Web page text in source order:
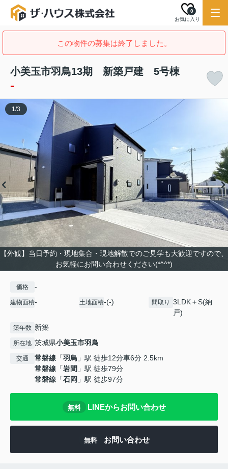
お気に入り
0
この物件の募集は終了しました。
小美玉市羽鳥13期 新築戸建 5号棟
-
【外観】当日予約・現地集合・現地解散でのご見学も大歓迎ですので、
お気軽にお問い合わせください(*^^*)
1/3
価格 -
建物面積- 土地面積-(-) 間取り
3LDK＋S(納
戸)
築年数 新築
所在地 茨城県小美玉市羽鳥
交通 常磐線 「羽鳥 」駅 徒歩12分車6分 2.5km
常磐線 「岩間 」駅 徒歩79分
常磐線 「石岡 」駅 徒歩97分
無料 LINEからお問い合わせ
無料 お問い合わせ